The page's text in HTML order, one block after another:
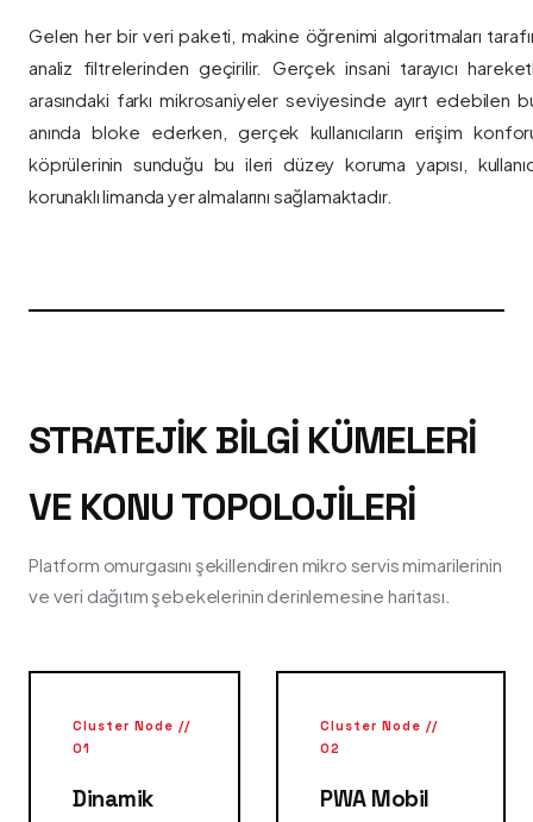
Gelen her bir veri paketi, makine öğrenimi algoritmaları
analiz filtrelerinden geçirilir. Gerçek insani tarayıcı
arasındaki farkı mikrosaniyeler seviyesinde ayırt edebilen
anında bloke ederken, gerçek kullanıcıların erişim
köprülerinin sunduğu bu ileri düzey koruma yapısı,
korunaklı limanda yer almalarını sağlamaktadır.
STRATEJIK BILGI KÜMELERI
VE KONU TOPOLOJILERI
Platform omurgasını şekillendiren mikro servis mimarilerinin
ve veri dağıtım şebekelerinin derinlemesine haritası.
Cluster Node //
01
Dinamik
Cluster Node //
02
PWA Mobil